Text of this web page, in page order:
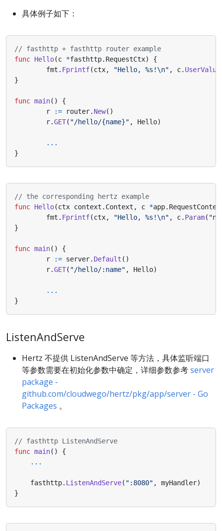
具体例子如下：
// fasthttp + fasthttp router example
func Hello(c *fasthttp. RequestCtx)
{
fmt . Fprintf(ctx, "Hello, %s!\n" , c. UserValue
}
func main()
{
r
:= router. New()
r.GET( "/hello/{name}" , Hello)
...
}
// the corresponding hertz example
func Hello(ctx context . Context , c *app.
fmt . Fprintf(ctx, "Hello, %s!\n" , c. Param(
}
func main()
{
r
:= server. Default ()
r.GET( "/hello/:name" , Hello)
...
}
ListenAndServe
Hertz 不提供 ListenAndServe 等方法，具体监听端口
等参数需要在初始化参数中确定，详细参数参考server
package -
github.com/cloudwego/hertz/pkg/app/server - Go
Packages 。
// fasthttp ListenAndServe
func main()
{
...
fasthttp. ListenAndServe( ":8080" , myHandler)
}